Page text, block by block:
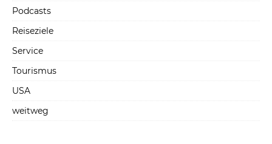
Podcasts
Reiseziele
Service
Tourismus
USA
weitweg